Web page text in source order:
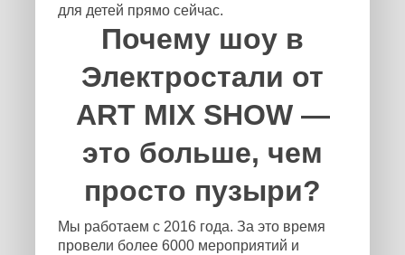
для детей прямо сейчас.
Почему шоу в
Электростали от
ART MIX SHOW —
это больше, чем
просто пузыри?
Мы работаем с 2016 года. За это время
провели более 6000 мероприятий и